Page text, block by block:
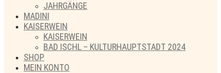
JAHRGÄNGE
MADINI
KAISERWEIN
KAISERWEIN
BAD ISCHL – KULTURHAUPTSTADT 2024
SHOP
MEIN KONTO